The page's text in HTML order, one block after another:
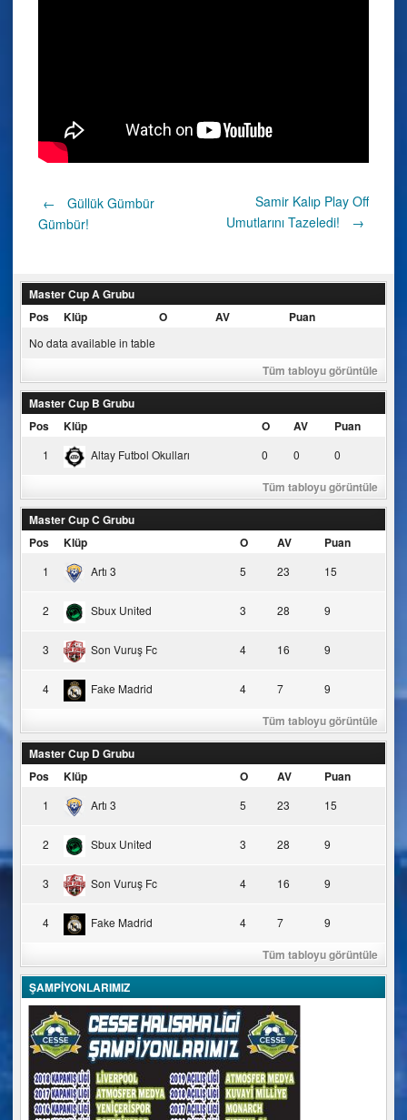
Post
←
Güllük Gümbür
Gümbür!
Samir Kalıp Play Off
Umutlarını Tazeledi!
→
Master Cup A Grubu
Pos
Klüp O AV Puan
No data available in table
Tüm tabloyu görüntüle
Master Cup B Grubu
Pos
Klüp O AV Puan
1 Altay Futbol Okulları 0 0 0
Tüm tabloyu görüntüle
Master Cup C Grubu
Pos
Klüp O AV Puan
1 Artı 3 5 23 15
2 Sbux United 3 28 9
3 Son Vuruş Fc 4 16 9
4 Fake Madrid 4 7 9
Tüm tabloyu görüntüle
Master Cup D Grubu
Pos
Klüp O AV Puan
1 Artı 3 5 23 15
2 Sbux United 3 28 9
3 Son Vuruş Fc 4 16 9
4 Fake Madrid 4 7 9
Tüm tabloyu görüntüle
ŞAMPİYONLARIMIZ